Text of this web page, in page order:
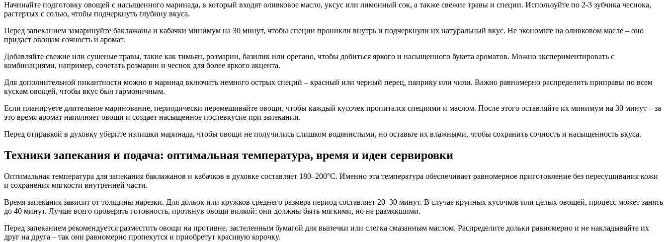
Начинайте подготовку овощей с насыщенного маринада, в который входят оливковое масло, уксус или лимонный сок, а также свежие травы и специи. Используйте по 2-3 зубчика чеснока,
растертых с солью, чтобы подчеркнуть глубину вкуса.
Перед запеканием замаринуйте баклажаны и кабачки минимум на 30 минут, чтобы специи проникли внутрь и подчеркнули их натуральный вкус. Не экономьте на оливковом масле – оно
придаст овощам сочность и аромат.
Добавляйте свежие или сушеные травы, такие как тимьян, розмарин, базилик или орегано, чтобы добиться яркого и насыщенного букета ароматов. Можно экспериментировать с
комбинациями, например, сочетать розмарин и чеснок для более яркого акцента.
Для дополнительной пикантности можно в маринад включить немного острых специй – красный или черный перец, паприку или чили. Важно равномерно распределить приправы по всем
кускам овощей, чтобы вкус был гармоничным.
Если планируете длительное маринование, периодически перемешивайте овощи, чтобы каждый кусочек пропитался специями и маслом. После этого оставляйте их минимум на 30 минут – за
это время аромат наполняет овощи и создает насыщенное послевкусие при запекании.
Перед отправкой в духовку уберите излишки маринада, чтобы овощи не получились слишком водянистыми, но оставьте их влажными, чтобы сохранить сочность и насыщенность вкуса.
Техники запекания и подача: оптимальная температура, время и идеи сервировки
Оптимальная температура для запекания баклажанов и кабачков в духовке составляет 180–200°C. Именно эта температура обеспечивает равномерное приготовление без пересушивания кожи
и сохранения мягкости внутренней части.
Время запекания зависит от толщины нарезки. Для дольок или кружков среднего размера период составляет 20–30 минут. В случае крупных кусочков или целых овощей, процесс может занять
до 40 минут. Лучше всего проверять готовность, проткнув овощи вилкой: они должны быть мягкими, но не размякшими.
Перед запеканием рекомендуется разместить овощи на противне, застеленным бумагой для выпечки или слегка смазанным маслом. Распределите дольки равномерно и не накладывайте их
друг на друга – так они равномерно пропекутся и приобретут красивую корочку.